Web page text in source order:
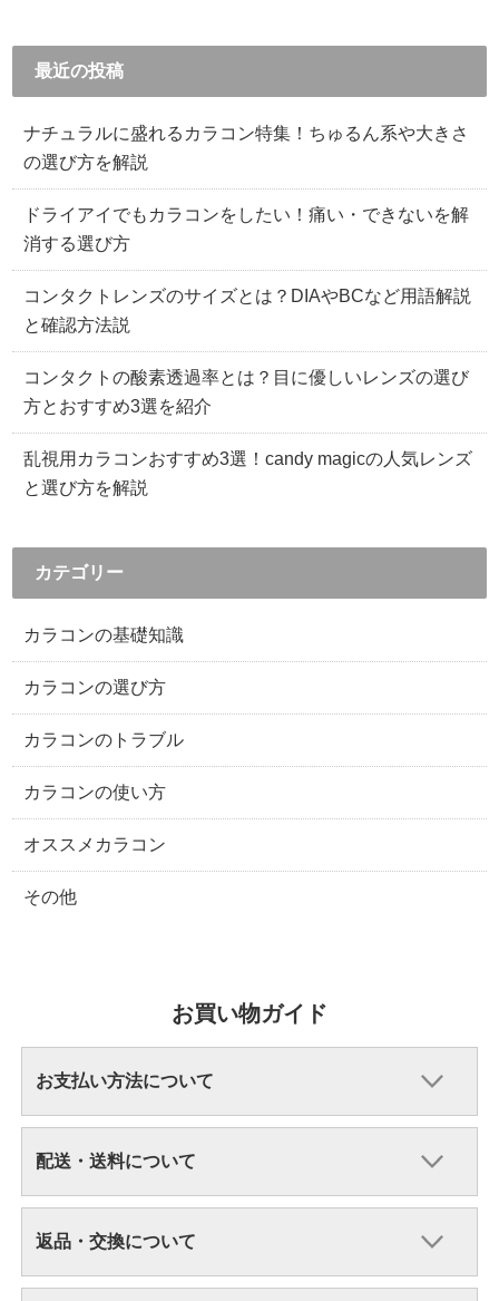
最近の投稿
ナチュラルに盛れるカラコン特集！ちゅるん系や大きさ
の選び方を解説
ドライアイでもカラコンをしたい！痛い・できないを解
消する選び方
コンタクトレンズのサイズとは？DIAやBCなど用語解説
と確認方法説
コンタクトの酸素透過率とは？目に優しいレンズの選び
方とおすすめ3選を紹介
乱視用カラコンおすすめ3選！candy magicの人気レンズ
と選び方を解説
カテゴリー
カラコンの基礎知識
カラコンの選び方
カラコンのトラブル
カラコンの使い方
オススメカラコン
その他
お買い物ガイド
お支払い方法について
配送・送料について
返品・交換について